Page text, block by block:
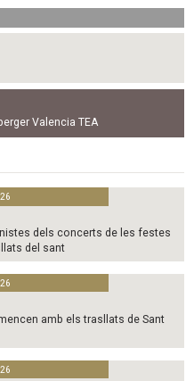
Valencia TEA
dels concerts de les festes
del sant
amb els trasllats de Sant